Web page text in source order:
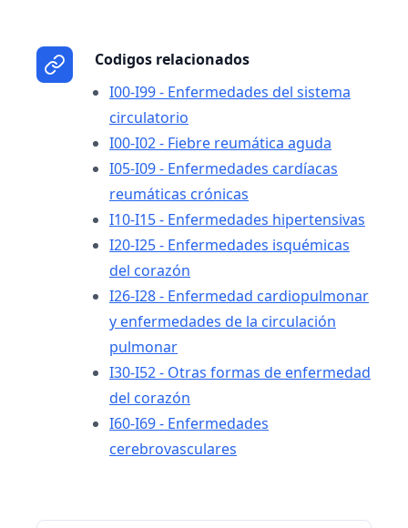
Codigos relacionados
I00-I99 - Enfermedades del sistema
circulatorio
I00-I02 - Fiebre reumática aguda
I05-I09 - Enfermedades cardíacas
reumáticas crónicas
I10-I15 - Enfermedades hipertensivas
I20-I25 - Enfermedades isquémicas
del corazón
I26-I28 - Enfermedad cardiopulmonar
y enfermedades de la circulación
pulmonar
I30-I52 - Otras formas de enfermedad
del corazón
I60-I69 - Enfermedades
cerebrovasculares